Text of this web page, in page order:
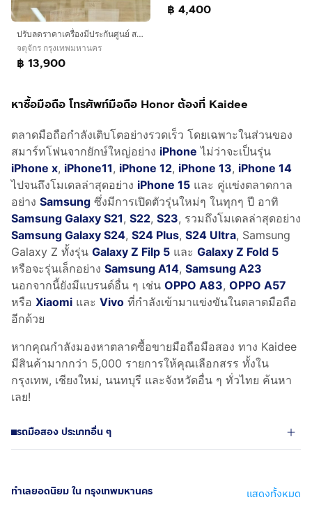
ปรับลดราคาเครื่องมีประกันศูนย์ สภาพสวยมากSamsung S25FE Ram8 Rom 128GB สีขาว
จตุจักร กรุงเทพมหานคร
฿ 13,900
฿ 4,400
หาซื้อมือถือ โทรศัพท์มือถือ Honor ต้องที่ Kaidee
ตลาดมือถือกำลังเติบโตอย่างรวดเร็ว โดยเฉพาะในส่วนของ
สมาร์ทโฟนจากยักษ์ใหญ่อย่าง iPhone ไม่ว่าจะเป็นรุ่น
iPhone x, iPhone11, iPhone 12, iPhone 13, iPhone 14
ไปจนถึงโมเดลล่าสุดอย่าง iPhone 15 และ คู่เเข่งตลาดกาล
อย่าง Samsung ซึ่งมีการเปิดตัวรุ่นใหม่ๆ ในทุกๆ ปี อาทิ
Samsung Galaxy S21, S22, S23, รวมถึงโมเดลล่าสุดอย่าง
Samsung Galaxy S24, S24 Plus, S24 Ultra, Samsung
Galaxy Z ทั้งรุ่น Galaxy Z Filp 5 และ Galaxy Z Fold 5
หรือจะรุ่นเล็กอย่าง Samsung A14, Samsung A23
นอกจากนี้ยังมีแบรนด์อื่น ๆ เช่น OPPO A83, OPPO A57
หรือ Xiaomi และ Vivo ที่กำลังเข้ามาแข่งขันในตลาดมือถือ
อีกด้วย
หากคุณกำลังมองหาตลาดซื้อขายมือถือมือสอง ทาง Kaidee
มีสินค้ามากกว่า 5,000 รายการให้คุณเลือกสรร ทั้งใน
กรุงเทพ, เชียงใหม่, นนทบุรี และจังหวัดอื่น ๆ ทั่วไทย ค้นหา
เลย!
รถมือสอง ประเภทอื่น ๆ
ทำเลยอดนิยม ใน กรุงเทพมหานคร แสดงทั้งหมด